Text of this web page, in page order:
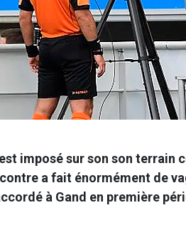
imposé sur son son terrain
a fait énormément de
à Gand en première